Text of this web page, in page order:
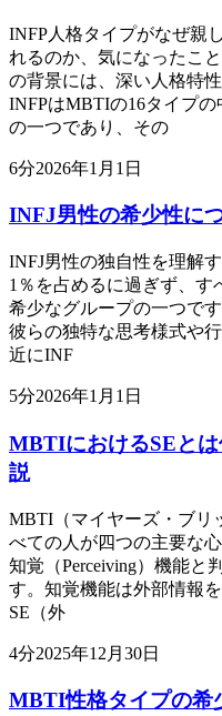
INFP人格タイプがなぜ親
れるのか、気になったこ
の背景には、深い人格特
INFPはMBTIの16タイプ
の一つであり、その
6分2026年1月1日
INFJ男性の希少性に
INFJ男性の独自性を理解
1％を占めるに過ぎず、す
希少なグループの一つで
彼らの独特な思考様式や
近にINF
5分2026年1月1日
MBTIにおけるSEと
説
MBTI（マイヤーズ・ブリ
べての人が四つの主要な
知覚（Perceiving）機能と
す。知覚機能は外部情報
SE（外
4分2025年12月30日
MBTI性格タイプの希